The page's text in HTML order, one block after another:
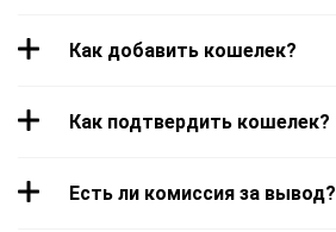
Как добавить кошелек?
Как подтвердить кошелек?
Есть ли комиссия за вывод?